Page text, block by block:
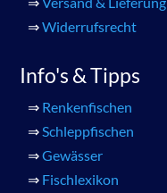
⇒Widerrufsrecht
Info's & Tipps
⇒ Renkenfischen
⇒Schleppfischen
⇒Gewässer
⇒ Fischlexikon